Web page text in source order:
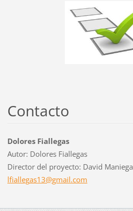
Contacto
Dolores Fiallegas
Autor: Dolores Fiallegas
Director del proyecto: David Maniega
lfiallegas13@gmail.com